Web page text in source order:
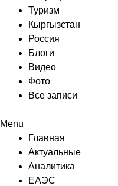
Туризм
Кыргызстан
Россия
Блоги
Видео
Фото
Все записи
Menu
Главная
Актуальные
Аналитика
ЕАЭС